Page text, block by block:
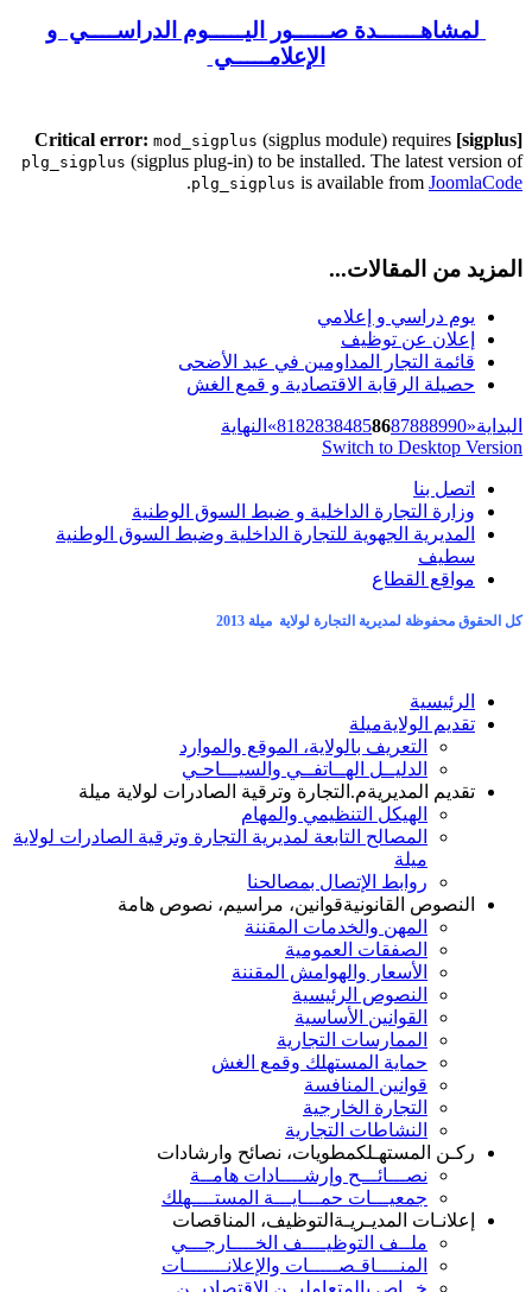
لمشاهــــــدة صـــــور اليـــــوم الدراســــي و
الإعلامـــــي
[sigplus] Critical error:
mod_sigplus (sigplus module) requires
plg_sigplus (sigplus plug-in) to be installed. The latest version of
plg_sigplus is available from JoomlaCode
.
المزيد من المقالات...
يوم دراسي و إعلامي
إعلان عن توظيف
قائمة التجار المداومين في عيد الأضحى
حصيلة الرقابة الاقتصادية و قمع الغش
البداية«
81828384858687888990
» النهاية
Switch to Desktop Version
اتصل بنا
وزارة التجارة الداخلية و ضبط السوق الوطنية
المديرية الجهوية للتجارة الداخلية وضبط السوق الوطنية
سطيف
مواقع القطاع
كل الحقوق محفوظة لمديرية التجارة لولاية ميلة 2013
الرئيسية
تقديم الولايةميلة
التعريف بالولاية، الموقع والموارد
الدليــل الهــاتفــي والسيـــاحـي
تقديم المديريةم.التجارة وترقية الصادرات لولاية ميلة
الهيكل التنظيمي والمهام
المصالح التابعة لمديرية التجارة وترقية الصادرات لولاية
ميلة
روابط الإتصال بمصالحنا
النصوص القانونيةقوانين، مراسيم، نصوص هامة
المهن والخدمات المقننة
الصفقات العمومية
الأسعار والهوامش المقننة
النصوص الرئيسية
القوانين الأساسية
الممارسات التجارية
حماية المستهلك وقمع الغش
قوانين المنافسة
التجارة الخارجية
النشاطات التجارية
ركـن المستهـلكمطويات، نصائح وارشادات
نصـــائـــح وإرشــــادات هامــة
جمعيـــات حمـــايـــة المستــــهلك
إعلانـات المديـريـة التوظيف، المناقصات
ملــف التوظيــــف الخــــارجـــي
المنــــاقـصـــــات والإعلانـــــــات
خــاص بالمتعامليــن الاقتصاديــن